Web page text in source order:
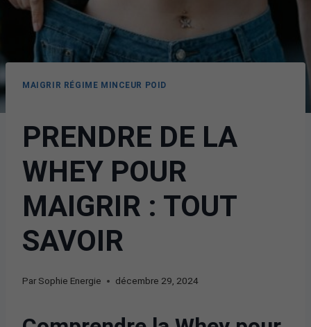
MAIGRIR RÉGIME MINCEUR POID
PRENDRE DE LA
WHEY POUR
MAIGRIR : TOUT
SAVOIR
Par Sophie Energie décembre 29, 2024